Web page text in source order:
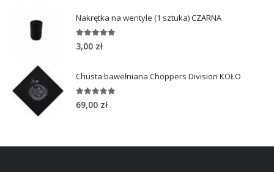
Nakrętka na wentyle (1 sztuka) CZARNA
5.00 out of 5
3,00 zł
Chusta bawełniana Choppers Division KOŁO
5.00out of 5
69,00 zł